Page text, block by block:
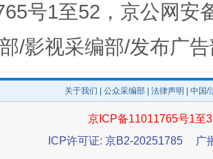
号1至52，京公网安
/影视采编部/发布广
关于我们 公众采编部 法律声明 | 中国
京ICP备11011765号1至
ICP许可证: 京B2-20251785
广